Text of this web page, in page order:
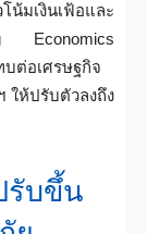
น้มเงินเฟ้อและ
Economics
บต่อเศรษฐกิจ
ให้ปรับตัวลงถึง
รับขึ้น